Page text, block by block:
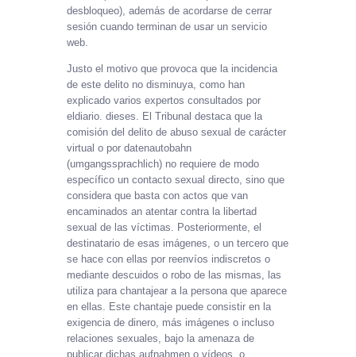
desbloqueo), además de acordarse de cerrar
sesión cuando terminan de usar un servicio
web.
Justo el motivo que provoca que la incidencia
de este delito no disminuya, como han
explicado varios expertos consultados por
eldiario. dieses. El Tribunal destaca que la
comisión del delito de abuso sexual de carácter
virtual o por datenautobahn
(umgangssprachlich) no requiere de modo
específico un contacto sexual directo, sino que
considera que basta con actos que van
encaminados an atentar contra la libertad
sexual de las víctimas. Posteriormente, el
destinatario de esas imágenes, o un tercero que
se hace con ellas por reenvíos indiscretos o
mediante descuidos o robo de las mismas, las
utiliza para chantajear a la persona que aparece
en ellas. Este chantaje puede consistir en la
exigencia de dinero, más imágenes o incluso
relaciones sexuales, bajo la amenaza de
publicar dichas aufnahmen o vídeos, o